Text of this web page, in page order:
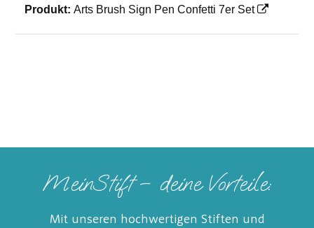
Produkt: Arts Brush Sign Pen Confetti 7er Set
MeinStift – deine Vorteile:
Mit unseren hochwertigen Stiften und